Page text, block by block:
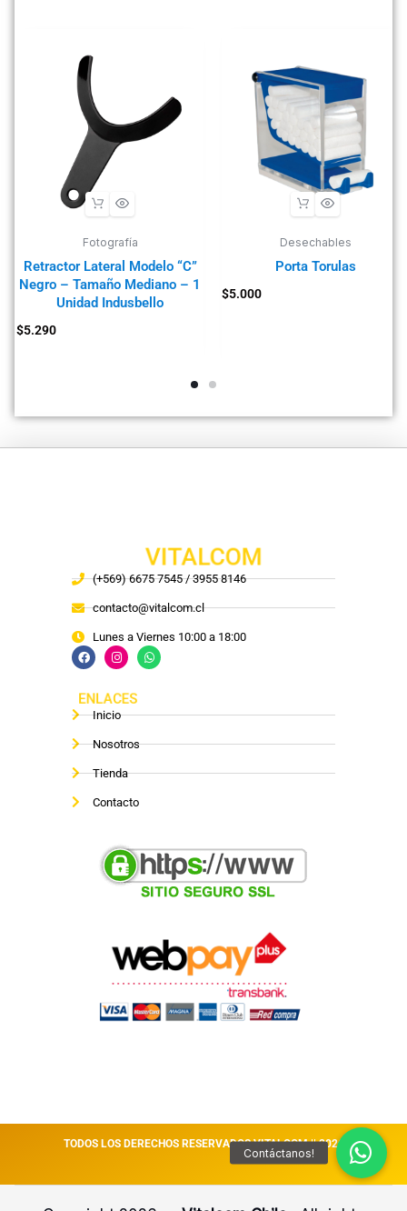
Fotografía
Retractor Lateral Modelo “C”
Negro – Tamaño Mediano – 1
Unidad Indusbello
$5.290
Desechables
Porta Torulas
$5.000
VITALCOM
(+569) 6675 7545 / 3955 8146
contacto@vitalcom.cl
Lunes a Viernes 10:00 a 18:00
ENLACES
Inicio
Nosotros
Tienda
Contacto
TODOS LOS DERECHOS RESERVADOS VITALCOM || 2026